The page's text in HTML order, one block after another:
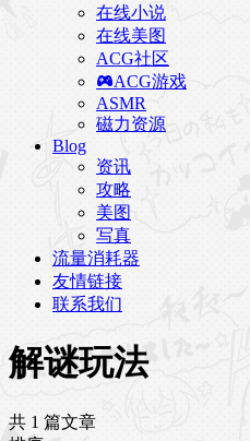
在线小说
在线美图
ACG社区
ACG游戏
ASMR
磁力资源
Blog
资讯
攻略
美图
写真
流量消耗器
友情链接
联系我们
解谜玩法
共 1 篇文章